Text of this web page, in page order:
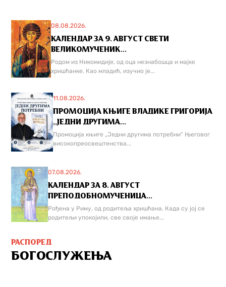
08.08.2026.
КАЛЕНДАР ЗА 9. АВГУСТ СВЕТИ
ВЕЛИКОМУЧЕНИК...
Родом из Никомидије, од оца незнабошца и мајке
хришћанке. Као младић, изучио је...
11.08.2026.
ПРОМОЦИЈА КЊИГЕ ВЛАДИКЕ ГРИГОРИЈА
,,ЈЕДНИ ДРУГИМА...
Промоција књиге „Једни другима потребни“ Његовог
високопреосвештенства...
07.08.2026.
КАЛЕНДАР ЗА 8. АВГУСТ
ПРЕПОДОБНОМУЧЕНИЦА...
Рођена у Риму, од родитеља хришћана. Када су јој се
родитељи упокојили, све своје имање...
РАСПОРЕД
БОГОСЛУЖЕЊА